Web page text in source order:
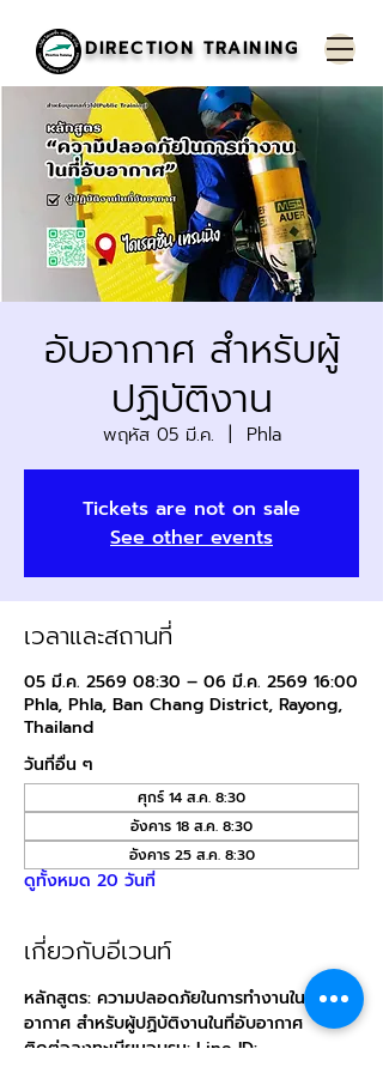
DIRECTION TRAINING
อับอากาศ สำหรับผู้
ปฏิบัติงาน
พฤหัส 05 มี.ค. Phla
Tickets are not on sale
See other events
เวลาและสถานที่
05 มี.ค. 2569 08:30 – 06 มี.ค. 2569 16:00
Phla, Phla, Ban Chang District, Rayong,
Thailand
วันที่อื่น ๆ
ศุกร์ 14 ส.ค. 8:30
อังคาร 18 ส.ค. 8:30
อังคาร 25 ส.ค. 8:30
ดูทั้งหมด 20 วันที่
เกี่ยวกับอีเวนท์
หลักสูตร: ความปลอดภัยในการทำงานในที่อับ
อากาศ สำหรับผู้ปฏิบัติงานในที่อับอากาศ
ติดต่อลงทะเบียนอบรม: Line ID: